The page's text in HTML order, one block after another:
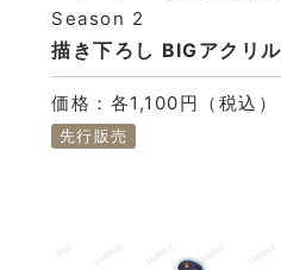
描き下ろし BIGアクリ
Season 2
価格：各1,100円（税込）
先行販売